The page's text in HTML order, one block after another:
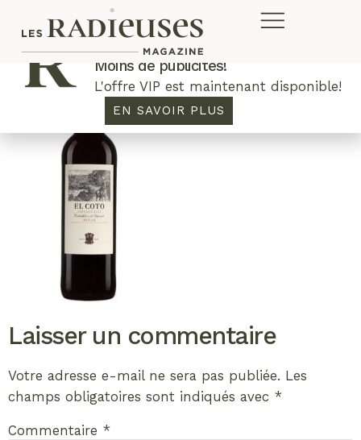
Laisser un commentaire
Votre adresse e-mail ne sera pas publiée. Les
champs obligatoires sont indiqués avec *
Commentaire *
Plus de concours. Plus de rabais.
Moins de publicités!
L'offre VIP est maintenant disponible!
EN SAVOIR PLUS